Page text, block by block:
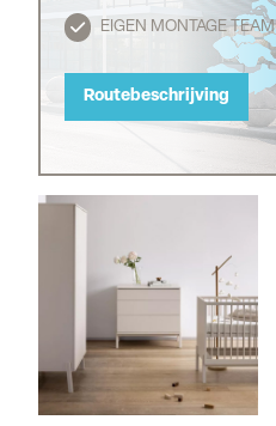
EIGEN MONTAGE TEAM
Routebeschrijving